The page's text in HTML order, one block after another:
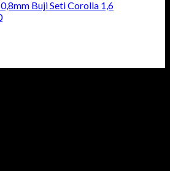
Buji Seti Corolla 1,6